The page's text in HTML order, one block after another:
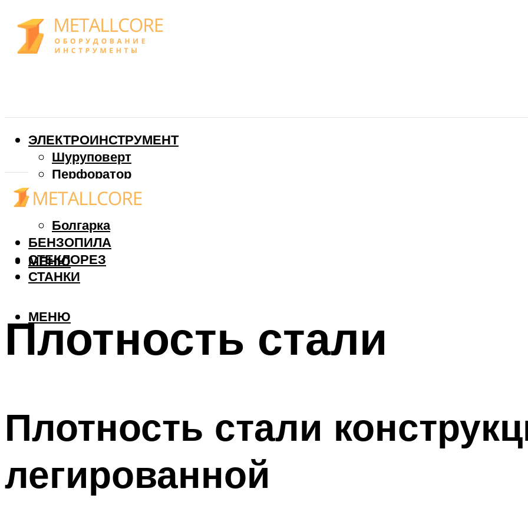
ЭЛЕКТРОИНСТРУМЕНТ
Шуруповерт
Перфоратор
Дрель
Фрезер
Болгарка
БЕНЗОПИЛА
СТЕКЛОРЕЗ
СТАНКИ
МЕНЮ
МЕНЮ
Плотность стали
Плотность стали
легированной